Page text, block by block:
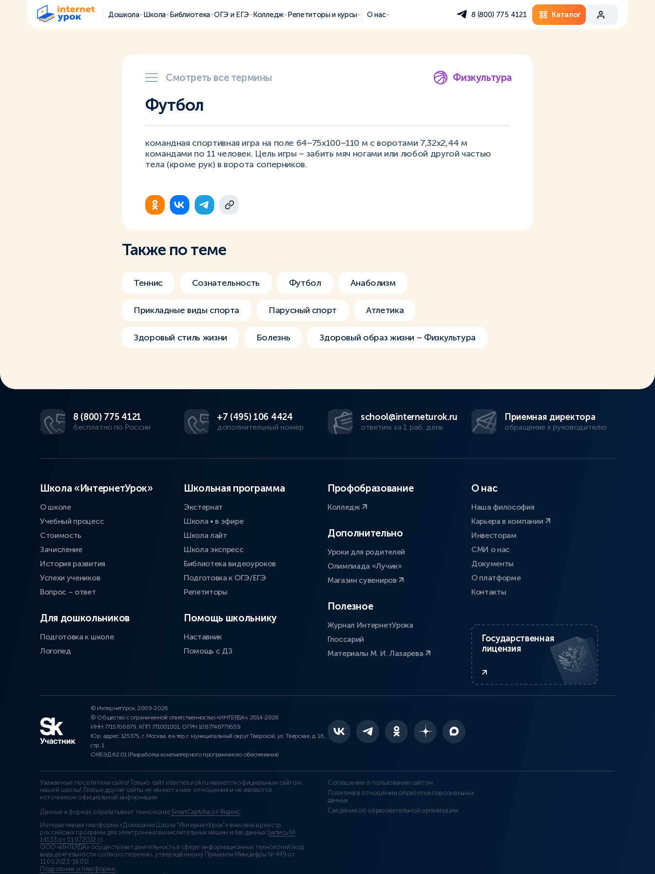
Дошкола Школа Библиотека ОГЭ и ЕГЭ Колледж Репетиторы и курсы О нас 8 (800) 775 4121 Каталог
Смотреть все термины Физкультура
Футбол
командная спортивная игра на поле 64–75х100–110 м с воротами 7,32х2,44 м
командами по 11 человек. Цель игры – забить мяч ногами или любой другой частью
тела (кроме рук) в ворота соперников.
Также по теме
Теннис Сознательность Футбол Анаболизм
Прикладные виды спорта Парусный спорт Атлетика
Здоровый стиль жизни Болезнь Здоровый образ жизни – Физкультура
8 (800) 775 4121
бесплатно по России
+7 (495) 106 4424
дополнительный номер
school@interneturok.ru
ответим за 1 раб. день
Приемная директора
обращение к руководителю
Школа «ИнтернетУрок»
О школе
Учебный процесс
Стоимость
Зачисление
История развития
Успехи учеников
Вопрос – ответ
Для дошкольников
Подготовка к школе
Логопед
Школьная программа
Экстернат
Школа • в эфире
Школа лайт
Школа экспресс
Библиотека видеоуроков
Подготовка к ОГЭ/ЕГЭ
Репетиторы
Помощь школьнику
Наставник
Помощь с ДЗ
Профобразование
Колледж
Дополнительно
Уроки для родителей
Олимпиада «Лучик»
Магазин сувениров
Полезное
Журнал ИнтернетУрока
Глоссарий
Материалы М. И. Лазарева
О нас
Наша философия
Карьера в компании
Инвесторам
СМИ о нас
Документы
О платформе
Контакты
Государственная
лицензия
© ИнтернетУрок, 2009-2026
© Общество с ограниченной ответственностью «ИНТЕРДА», 2014-2026
ИНН 7715706679, КПП 771001001, ОГРН 1087746779559
Юр. адрес: 125375, г. Москва, вн.тер.г. муниципальный округ Тверской, ул. Тверская, д. 16,
стр. 1
ОКВЭД 62.01 (Разработка компьютерного программного обеспечения)
Уважаемые посетители сайта! Только сайт interneturok.ru является официальным сайтом
нашей школы! Любые другие сайты не имеют к нам отношения и не являются
источником официальной информации.
Данные в формах обрабатывает технология SmartCaptcha от Яндекс
Интерактивная платформа «Домашняя Школа “ИнтернетУрок”» внесена в реестр
российских программ для электронных вычислительных машин и баз данных (запись №
14133 от 01.07.2022 г.).
ООО «ИНТЕРДА» осуществляет деятельность в сфере информационных технологий (код
вида деятельности согласно перечню, утверждённому Приказом Минцифры № 449 от
11.05.2023: 16.01)
Подробнее о платформе.
Соглашение о пользовании сайтом
Политика в отношении обработки персональных
данных
Сведения об образовательной организации